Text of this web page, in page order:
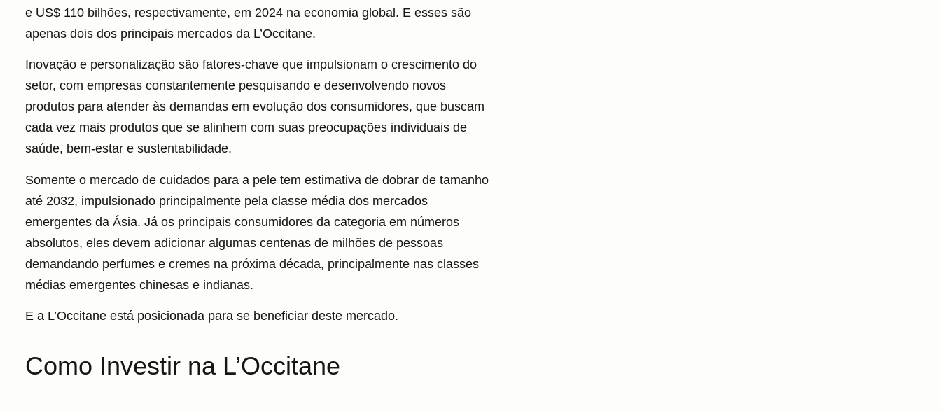
e US$ 110 bilhões, respectivamente, em 2024 na economia global. E esses são
apenas dois dos principais mercados da L’Occitane.
Inovação e personalização são fatores-chave que impulsionam o crescimento do
setor, com empresas constantemente pesquisando e desenvolvendo novos
produtos para atender às demandas em evolução dos consumidores, que buscam
cada vez mais produtos que se alinhem com suas preocupações individuais de
saúde, bem-estar e sustentabilidade.
Somente o mercado de cuidados para a pele tem estimativa de dobrar de tamanho
até 2032, impulsionado principalmente pela classe média dos mercados
emergentes da Ásia. Já os principais consumidores da categoria em números
absolutos, eles devem adicionar algumas centenas de milhões de pessoas
demandando perfumes e cremes na próxima década, principalmente nas classes
médias emergentes chinesas e indianas.
E a L’Occitane está posicionada para se beneficiar deste mercado.
Como Investir na L’Occitane